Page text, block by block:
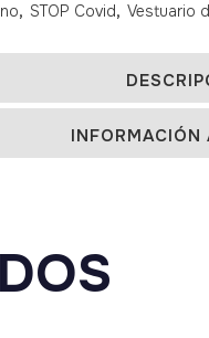
, STOP Covid, Vestuario
INFORMACIÓN